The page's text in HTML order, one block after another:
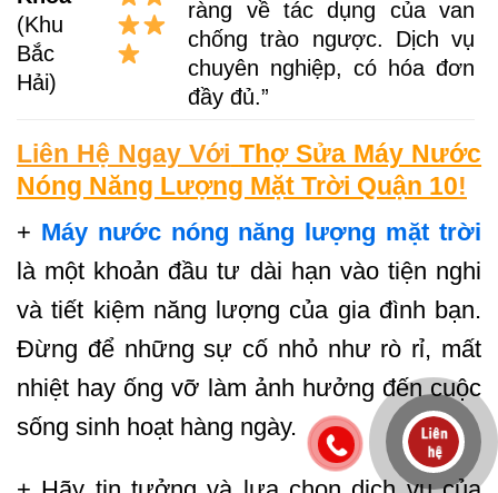
(Khu
Bắc
Hải)
ràng về tác dụng của van
chống trào ngược. Dịch vụ
chuyên nghiệp, có hóa đơn
đầy đủ.”
Liên Hệ Ngay Với Thợ Sửa Máy Nước
Nóng Năng Lượng Mặt Trời Quận 10!
+ Máy nước nóng năng lượng mặt trời
là một khoản đầu tư dài hạn vào tiện nghi
và tiết kiệm năng lượng của gia đình bạn.
Đừng để những sự cố nhỏ như rò rỉ, mất
nhiệt hay ống vỡ làm ảnh hưởng đến cuộc
sống sinh hoạt hàng ngày.